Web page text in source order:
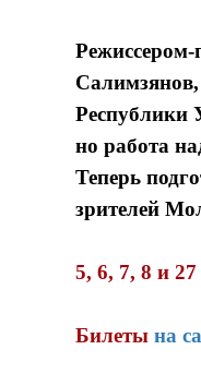
Салимзянов,
Республики
но работа
Теперь
зрителей
5, 6, 7, 8 и
Билеты на